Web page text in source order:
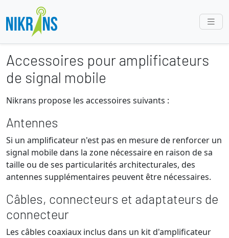
Accessoires pour amplificateurs
de signal mobile
Nikrans propose les accessoires suivants :
Antennes
Si un amplificateur n'est pas en mesure de renforcer un
signal mobile dans la zone nécessaire en raison de sa
taille ou de ses particularités architecturales, des
antennes supplémentaires peuvent être nécessaires.
Câbles, connecteurs et adaptateurs de
connecteur
Les câbles coaxiaux inclus dans un kit d'amplificateur